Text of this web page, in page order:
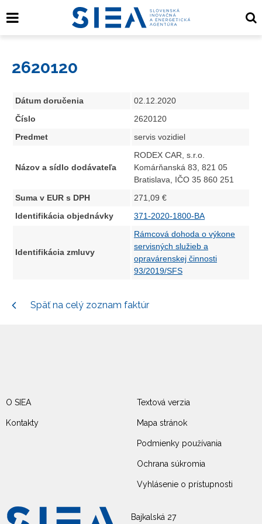
2620120
Dátum doručenia
02.12.2020
Číslo
2620120
Predmet
servis vozidiel
Názov a sídlo dodávateľa
RODEX CAR, s.r.o.
Komárňanská 83, 821 05
Bratislava, IČO 35 860 251
Suma v EUR s DPH
271,09 €
Identifikácia objednávky
371-2020-1800-BA
Identifikácia zmluvy
Rámcová dohoda o výkone
servisných služieb a
opravárenskej činnosti
93/2019/SFS
Späť na celý zoznam faktúr
Bajkalská 27
O SIEA
Kontakty
Textová verzia
Mapa stránok
Podmienky používania
Ochrana súkromia
Vyhlásenie o prístupnosti